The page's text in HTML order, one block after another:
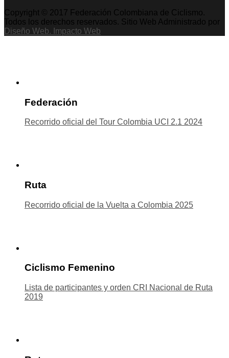
Copyright © 2017 Federación Colombiana de Ciclismo.
Todos los derechos reservados. Sitio Web Administrado por
Diseño Web. Impacto Web
Federación
Recorrido oficial del Tour Colombia UCI 2.1 2024
Ruta
Recorrido oficial de la Vuelta a Colombia 2025
Ciclismo Femenino
Lista de participantes y orden CRI Nacional de Ruta
2019